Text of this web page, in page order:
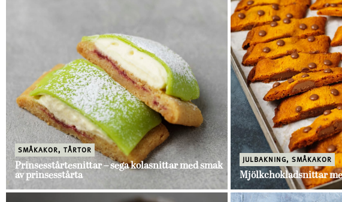
SMÅKAKOR, TÅRTOR
Prinsesstårtesnittar – sega kolasnittar med smak
av prinsesstårta
JULBAKNING, SMÅKAKOR
Mjölkchokladsnittar